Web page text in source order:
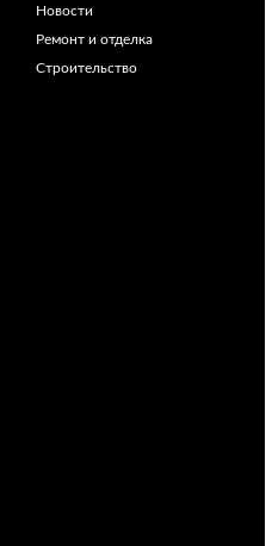
Новости
Ремонт и отделка
Строительство